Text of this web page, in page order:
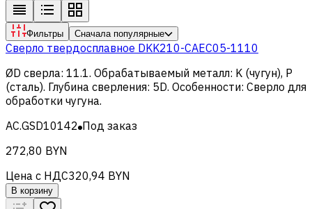
Фильтры Сначала популярные
Сверло твердосплавное DKK210-CAEC05-1110
ØD сверла: 11.1. Обрабатываемый металл: K (чугун), Р
(сталь). Глубина сверления: 5D. Особенности: Сверло для
обработки чугуна.
AC.GSD10142 Под заказ
272,80 BYN
Цена с НДС320,94 BYN
В корзину